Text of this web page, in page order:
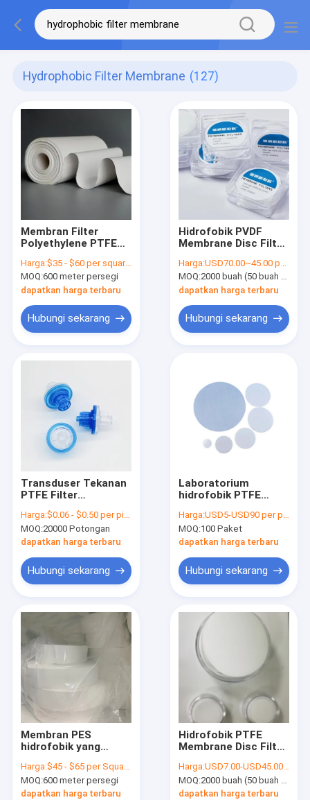
Hydrophobic Filter Membrane (127)
Membran Filter
Polyethylene PTFE
Filter Medis
Harga:$35 - $60 per square meter
MOQ:600 meter persegi
dapatkan harga terbaru
Hubungi sekarang
Hidrofobik PVDF
Membrane Disc Filter
Pengolahan hidrofil
Harga:USD70.00~45.00 per pack
MOQ:2000 buah (50 buah per bungkus)
dapatkan harga terbaru
Hubungi sekarang
Transduser Tekanan
PTFE Filter
Anti Mikrobial
Harga:$0.06 - $0.50 per piece
MOQ:20000 Potongan
dapatkan harga terbaru
Hubungi sekarang
Laboratorium
hidrofobik PTFE
Non Steril 0.22um -
5um Ukuran pori
Harga:USD5-USD90 per pack
MOQ:100 Paket
dapatkan harga terbaru
Hubungi sekarang
Membran PES
hidrofobik yang
penyaringan gas
ventilasi udara
Harga:$45 - $65 per Square Meter
MOQ:600 meter persegi
dapatkan harga terbaru
Hidrofobik PTFE
Membrane Disc Filter
Penyedutan Bakteri
Harga:USD7.00-USD45.00 per pack
MOQ:2000 buah (50 buah per bungkus)
dapatkan harga terbaru